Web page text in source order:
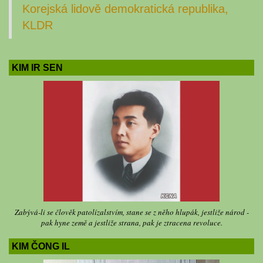
Korejská lidově demokratická republika,
KLDR
KIM IR SEN
Zabývá-li se člověk patolízalstvím, stane se z něho hlupák, jestliže národ -
pak hyne země a jestliže strana, pak je ztracena revoluce.
KIM ČONG IL